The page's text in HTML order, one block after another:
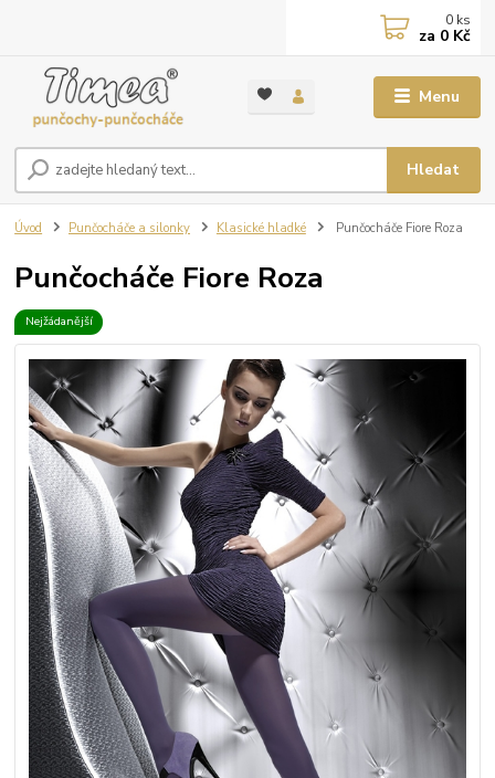
Menu
Hledat
0 ks
za 0 Kč
Úvod Punčocháče a silonky Klasické hladké Punčocháče Fiore Roza
Punčocháče Fiore Roza
Nejžádanější